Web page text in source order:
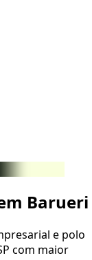
Barueri
e polo
com maior